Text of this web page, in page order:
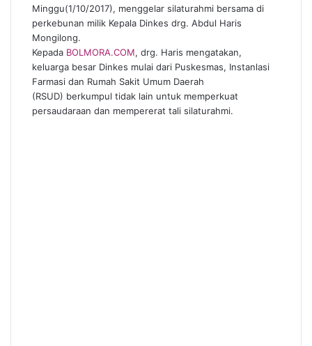
Minggu(1/10/2017), menggelar silaturahmi bersama di
perkebunan milik Kepala Dinkes drg. Abdul Haris
Mongilong.
Kepada BOLMORA.COM, drg. Haris mengatakan,
keluarga besar Dinkes mulai dari Puskesmas, Instanlasi
Farmasi dan Rumah Sakit Umum Daerah
(RSUD) berkumpul tidak lain untuk memperkuat
persaudaraan dan mempererat tali silaturahmi.